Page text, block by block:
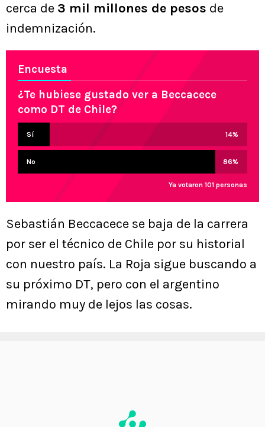
cerca de 3 mil millones de pesos de
indemnización.
Encuesta
¿Te hubiese gustado ver a Beccacece
como DT de Chile?
Sí 14%
No 86%
Ya votaron 101 personas
Sebastián Beccacece se baja de la carrera
por ser el técnico de Chile por su historial
con nuestro país. La Roja sigue buscando a
su próximo DT, pero con el argentino
mirando muy de lejos las cosas.